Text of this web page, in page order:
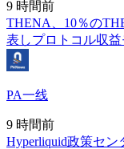
9 時間前
THENA、10％の
表しプロトコル収
PA一线
9 時間前
Hyperliquid政策セ